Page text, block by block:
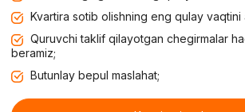
Kvartira sotib olishning eng qulay vaqtini
Quruvchi taklif qilayotgan chegirmalar
beramiz;
Butunlay bepul maslahat;